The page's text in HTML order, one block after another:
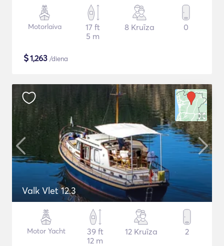
Motorlaiva
17 ft
5 m
8 Kruīza 0
$1,263 /diena
Valk Vlet 12.3
Motor Yacht
39 ft
12 m
12 Kruīza 2